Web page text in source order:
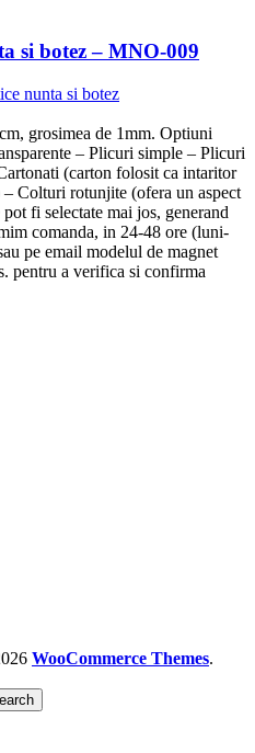
si botez – MNO-009
nunta si botez
grosimea de 1mm. Optiuni
– Plicuri simple – Plicuri
(carton folosit ca intaritor
Colturi rotunjite (ofera un aspect
fi selectate mai jos, generand
comanda, in 24-48 ore (luni-
pe email modelul de magnet
pentru a verifica si confirma
WooCommerce Themes.